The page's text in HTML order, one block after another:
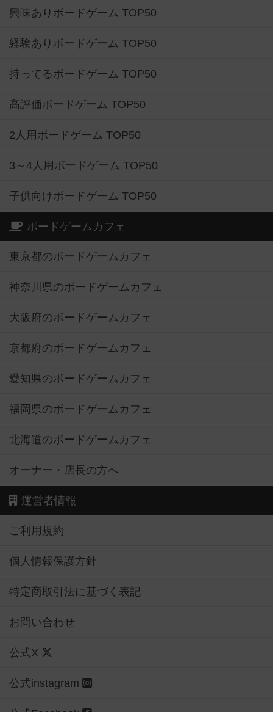
興味ありボードゲーム TOP50
経験ありボードゲーム TOP50
持ってるボードゲーム TOP50
高評価ボードゲーム TOP50
2人用ボードゲーム TOP50
3～4人用ボードゲーム TOP50
子供向けボードゲーム TOP50
ボードゲームカフェ
東京都のボードゲームカフェ
神奈川県のボードゲームカフェ
大阪府のボードゲームカフェ
京都府のボードゲームカフェ
愛知県のボードゲームカフェ
福岡県のボードゲームカフェ
北海道のボードゲームカフェ
オーナー・店長の方へ
運営者情報
ご利用規約
個人情報保護方針
特定商取引法に基づく表記
お問い合わせ
公式X
公式instagram